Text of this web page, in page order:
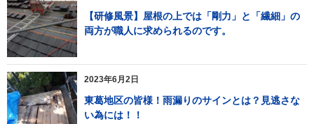
【研修風景】屋根の上では「剛力」と「繊細」の
両方が職人に求められるのです。
2023年6月2日
東葛地区の皆様！雨漏りのサインとは？見逃さな
い為には！！